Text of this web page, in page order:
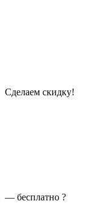
Сделаем скидку!
— бесплатно ?